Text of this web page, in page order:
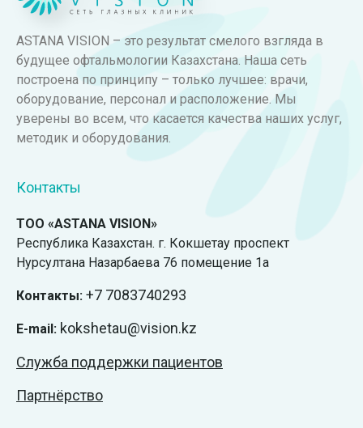
ASTANA VISION – это результат смелого взгляда в
будущее офтальмологии Казахстана. Наша сеть
построена по принципу – только лучшее: врачи,
оборудование, персонал и расположение. Мы
уверены во всем, что касается качества наших услуг,
методик и оборудования.
Контакты
ТОО «ASTANA VISION»
Республика Казахстан. г. Кокшетау проспект
Нурсултана Назарбаева 76 помещение 1а
Контакты: +7 7083740293
E-mail: kokshetau@vision.kz
Служба поддержки пациентов
Партнёрство